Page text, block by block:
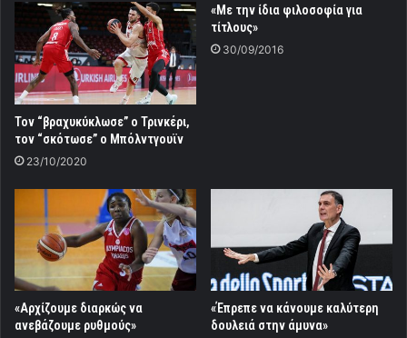
Τον “βραχυκύκλωσε” ο Τρινκέρι,
τον “σκότωσε” ο Μπόλντγουϊν
23/10/2020
«Με την ίδια φιλοσοφία για
τίτλους»
30/09/2016
«Αρχίζουμε διαρκώς να
ανεβάζουμε ρυθμούς»
«Έπρεπε να κάνουμε καλύτερη
δουλειά στην άμυνα»